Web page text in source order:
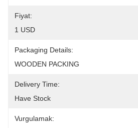
Fiyat:
1 USD
Packaging Details:
WOODEN PACKING
Delivery Time:
Have Stock
Vurgulamak: